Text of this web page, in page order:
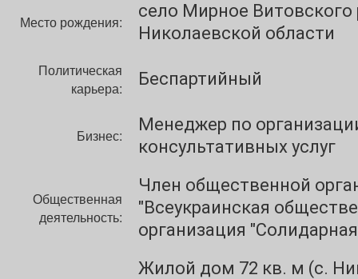
Место рождения:
село Мирное Витовского
Николаевской области
Политическая
карьера:
Беспартийный
Бизнес:
Менеджер по
консультативных услуг
Общественная
деятельность:
Член общественной
"Всеукраинская
организация
Жилой дом 72 кв. м (с.